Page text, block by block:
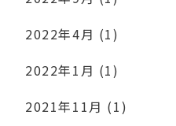
2022年4月 (1)
2022年1月 (1)
2021年11月 (1)